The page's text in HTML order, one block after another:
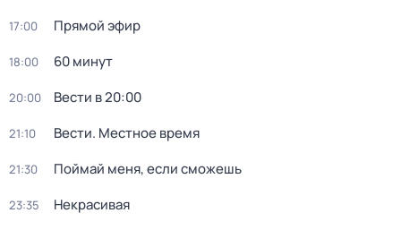
17:00 Прямой эфир
18:00 60 минут
20:00 Вести в 20:00
21:10 Вести. Местное время
21:30 Поймай меня, если сможешь
23:35 Некрасивая